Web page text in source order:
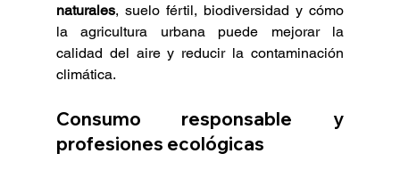
naturales, suelo fértil, biodiversidad y cómo
la agricultura urbana puede mejorar la
calidad del aire y reducir la contaminación
climática.
Consumo responsable y
profesiones ecológicas